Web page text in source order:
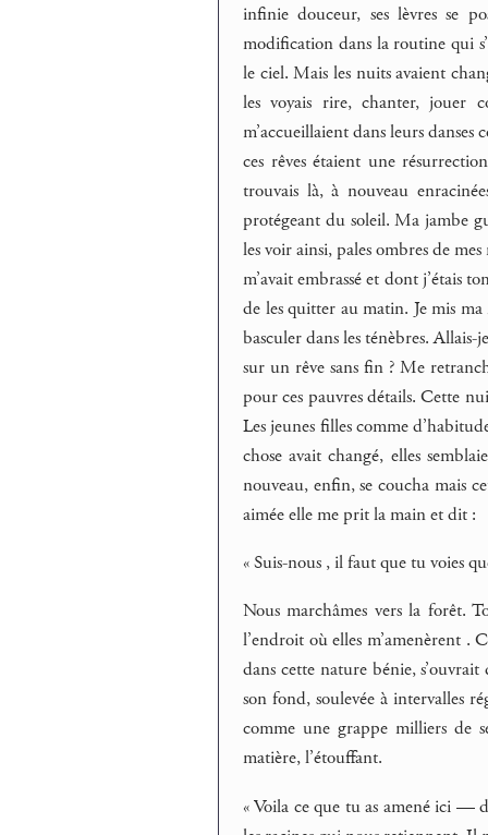
infinie douceur, ses lèvres se
modification dans la routine qui
le ciel. Mais les nuits avaient
les voyais rire, chanter, jouer
m’accueillaient dans leurs
ces rêves étaient une
trouvais là, à nouveau
protégeant du soleil. Ma jambe
les voir ainsi, pales ombres de
m’avait embrassé et dont j’étais
de les quitter au matin. Je mis
basculer dans les ténèbres.
sur un rêve sans fin ? Me
pour ces pauvres détails. Cette
Les jeunes filles comme
chose avait changé, elles
nouveau, enfin, se coucha mais
aimée elle me prit la main et dit :
« Suis-nous , il faut que tu voies
Nous marchâmes vers la forêt.
l’endroit où elles m’amenèrent .
dans cette nature bénie,
son fond, soulevée à intervalles
comme une grappe milliers de
matière, l’étouffant.
« Voila ce que tu as amené ici —